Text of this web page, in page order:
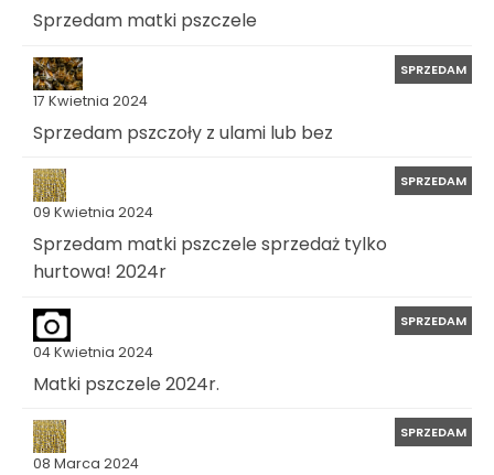
Sprzedam matki pszczele
17 Kwietnia 2024
SPRZEDAM
Sprzedam pszczoły z ulami lub bez
09 Kwietnia 2024
SPRZEDAM
Sprzedam matki pszczele sprzedaż tylko
hurtowa! 2024r
04 Kwietnia 2024
SPRZEDAM
Matki pszczele 2024r.
08 Marca 2024
SPRZEDAM